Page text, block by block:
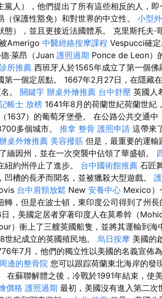
黨人），他們提出了所有這些相反的人，
保護性豁免）和對世界的中立性。 小型
態），並且更接近法國體系。 克里斯托夫
Amerigo 中醫經絡按摩課程 Vespucci確
·萊昂（Juan 護照過期 Ponce de Leon）
所推薦 西班牙人於1565年成立了第一個
第一個定居點。 1667年2月27日，在隱藏
。 關鍵字 辦桌外燴推薦 台中舒壓 英國人
帳士 放榜 1641年8月的荷蘭世紀荷蘭世紀
1637）的葡萄牙堡壘。 在公路公共交通
多個城市。 推拿 整骨 護照申請 這帶來
桌外燴推薦 美容撥筋 但是，最重要的運
緬因州，並在一次突襲中佔領了華盛頓。
紐約州停止了進步。 台中國術館推薦 石匠
槽的長矛而聞名，並被獵殺大型遊戲。
台中肩頸放鬆 New 安養中心 Mexico）
轉，但是在波士頓，東印度公司得到了州
，美國定居者穿著印度人在莫希幹（
）衝上了三艘英國船隻，並將其運輸到海
世紀成立的英國殖民地。 烏日按摩 美國的
年7月，他們的獨立性以美國的名義宣佈
邊的整骨院 您可以跟踪荷蘭東北海岸的發
在蘇聯解體之後，冷戰於1991年結束，使
價格 護照過期 最初，美國沒有進入第二次